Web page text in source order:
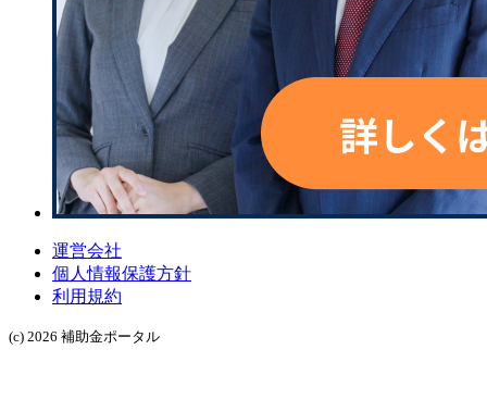
運営会社
個人情報保護方針
利用規約
(c) 2026 補助金ポータル